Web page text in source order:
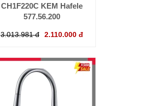
CH1F220C KEM Hafele
577.56.200
3.013.981 đ 2.110.000 đ